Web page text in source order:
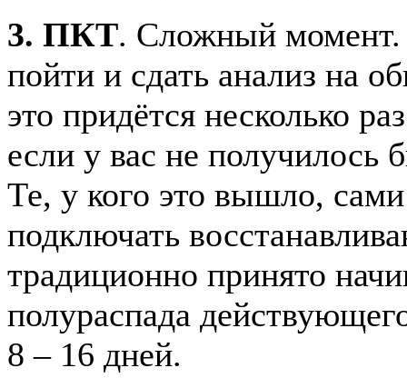
3. ПКТ. Сложный
пойти и сдать анализ на
это придётся несколько
если у вас не получилось
Те, у кого это вышло,
подключать
традиционно принято
полураспада
8 – 16 дней.